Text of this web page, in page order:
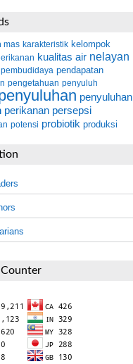
mas karakteristik kelompok
kualitas air nelayan
pembudidaya pendapatan
pengetahuan penyuluh
penyuluhan
perikanan persepsi
potensi probiotik produksi